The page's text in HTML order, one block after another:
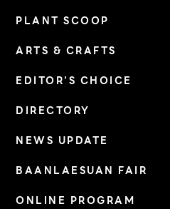
PLANT SCOOP
ARTS & CRAFTS
EDITOR’S CHOICE
DIRECTORY
NEWS UPDATE
BAANLAESUAN FAIR
ONLINE PROGRAM